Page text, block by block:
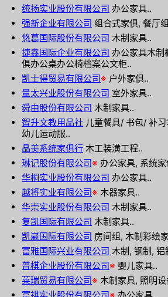
统扬实业股份有限公司 办公家具..
强新企业有限公司 组合式家俱, 餐厅
悠葛国际股份有限公司 木制家具..
捷鑫国际企业有限公司 办公家具木制
俱办公桌办公椅档案公文柜..
凯士得贸易有限公司※ 户外家俱..
量太兴业股份有限公司 室外家具..
舜由股份有限公司 木制家具..
智升文教用品社 儿童餐具/ 书包/ 补
幼儿运动服..
晶美系统家俱行 木工装潢工程..
琳记股份有限公司※ 办公家具, 系统家
华桐实业股份有限公司 办公家具..
越将实业有限公司※ 木器家具..
华崇实业股份有限公司 木制家具..
复凯国际有限公司 木制家具..
凯崴国际有限公司 房间组, 木制彩绘
富雅国际兴业有限公司 木制, 钢制,
普棋企业股份有限公司※ 婴儿家具..
莱瑞贸易有限公司※ 木制家具, 照明设